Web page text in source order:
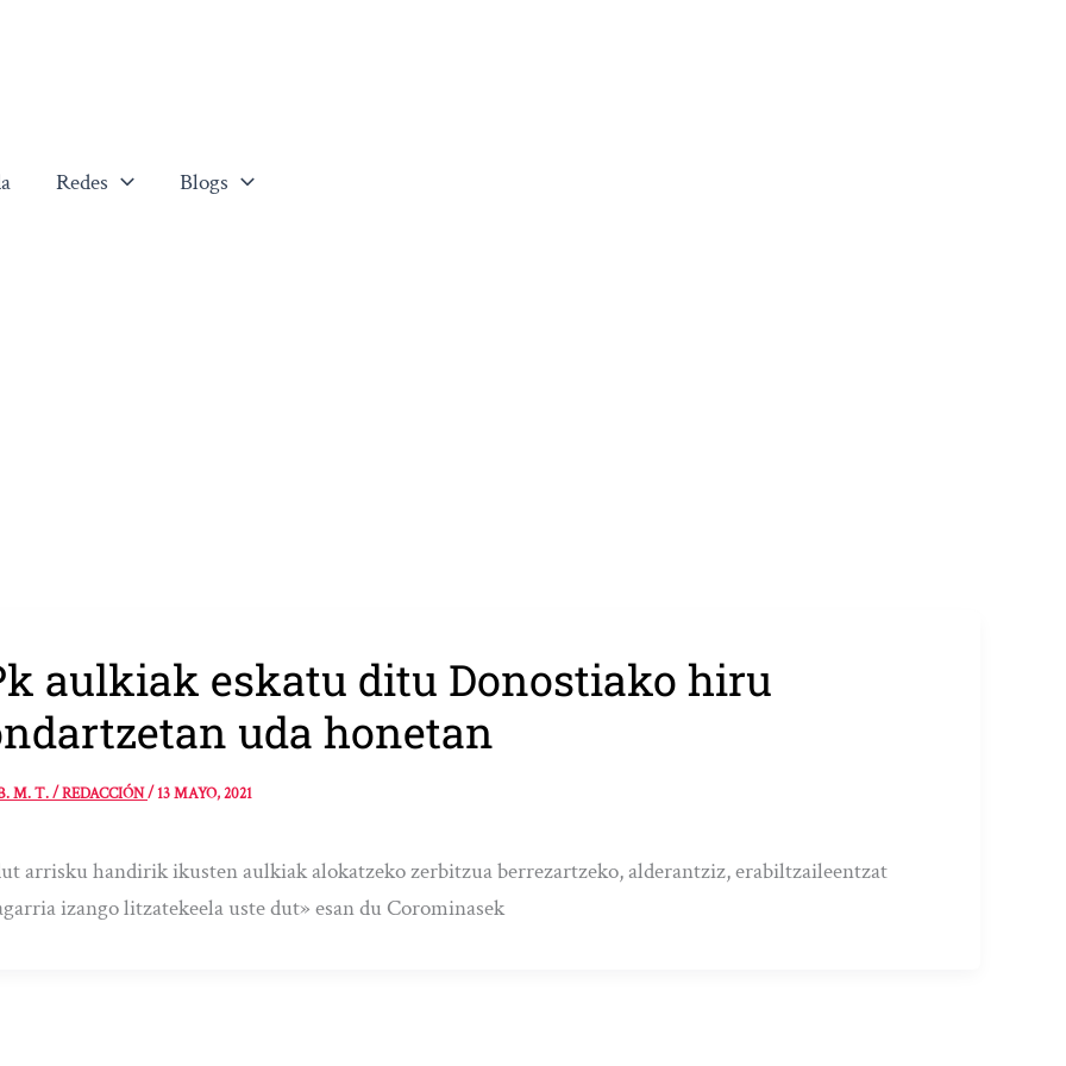
Redes Blogs
aulkiak eskatu ditu Donostiako hiru
uda honetan
M. T. / REDACCIÓN/13 MAYO, 2021
arrisku handirik ikusten aulkiak alokatzeko zerbitzua berrezartzeko, alderantziz, erabiltzaileentzat
izango litzatekeela uste dut» esan du Corominasek